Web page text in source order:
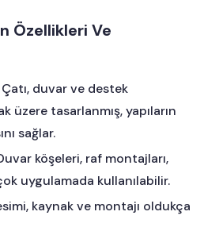
Özellikleri Ve
Çatı, duvar ve destek
üzere tasarlanmış, yapıların
sağlar.
köşeleri, raf montajları,
uygulamada kullanılabilir.
kaynak ve montajı oldukça